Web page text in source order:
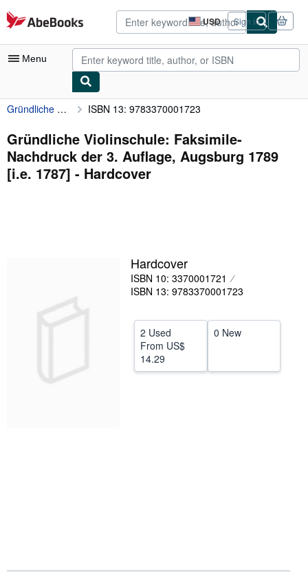
Skip to main content
AbeBooks.com USD
Site
shopping
preferences
Sign in
Menu
My Account
My Purchases
Advanced Search
Browse Collections
Start Selling
CLOSE
Gründliche Violinschule: Faksimile-Nachdruck der 3. Auflage, Augsburg 1789 [i.e. 1787] ISBN 13: 9783370001723
Gründliche Violinschule: Faksimile-
Nachdruck der 3. Auflage, Augsburg 1789
[i.e. 1787] - Hardcover
Hardcover
ISBN 10: 3370001721
ISBN 13: 9783370001723
2 Used
From US$
14.29
0 New